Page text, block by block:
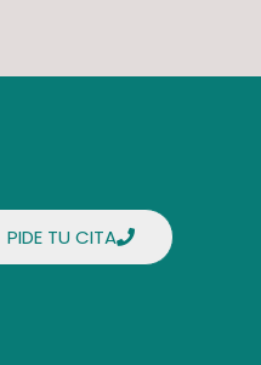
PIDE TU CITA